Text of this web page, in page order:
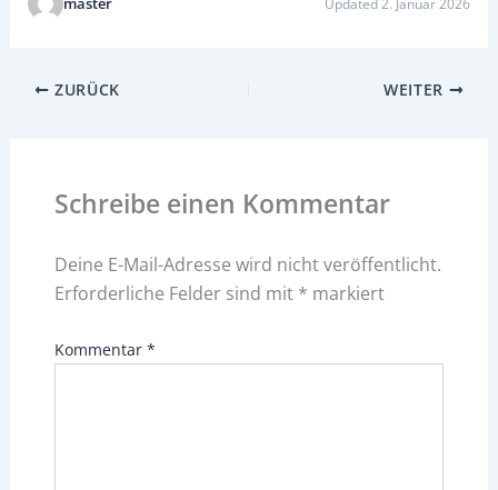
ZURÜCK WEITER
Schreibe einen Kommentar
Deine E-Mail-Adresse wird nicht veröffentlicht.
Erforderliche Felder sind mit * markiert
Kommentar *